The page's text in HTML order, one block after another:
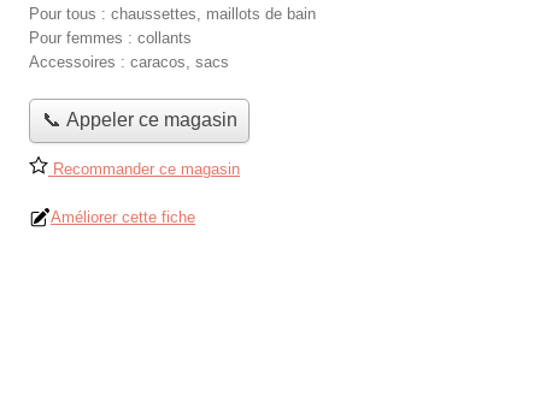
Pour tous : chaussettes, maillots de bain
Pour femmes : collants
Accessoires : caracos, sacs
📞 Appeler ce magasin
Recommander ce magasin
Améliorer cette fiche